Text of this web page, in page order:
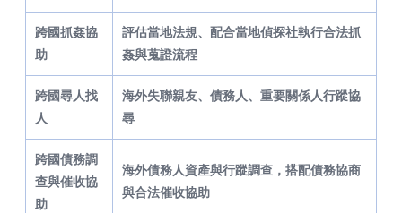
跨國抓姦協
助
評估當地法規、配合當地偵探社執行合法抓
姦與蒐證流程
跨國尋人找
人
海外失聯親友、債務人、重要關係人行蹤協
尋
跨國債務調
查與催收協
助
海外債務人資產與行蹤調查，搭配債務協商
與合法催收協助